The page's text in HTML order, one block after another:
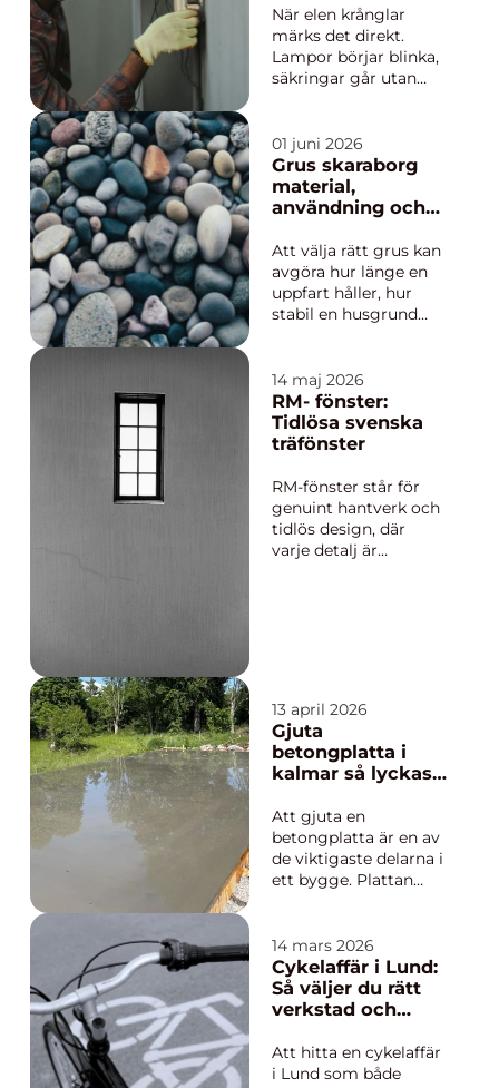
ändringar på sin
fastighet...
När elen krånglar
märks det direkt.
Lampor börjar blinka,
säkringar går utan
känns osäkra. I många
hem runt Skellefteå
finns äldre
installationer som en
anpassade, men som
nu pressas av fler
appara...
01 juni 2026
Grus skaraborg
material,
användning och
hållbara projekt
Att välja rätt grus kan
avgöra hur länge en
uppfart håller, hur
stabil en husgrund
regniga somrar. I
Skaraborg finns en
lång tradition av att
utvinna och förädla
makadam för både
små och stora projek...
14 maj 2026
RM- fönster:
Tidlösa svenska
träfönster
RM-fönster står för
genuint hantverk och
tidlös design, där
varje detalj är
passar båd...
13 april 2026
Gjuta
betongplatta i
kalmar så lyckas
Att gjuta en
betongplatta är en av
de viktigaste delarna i
ett bygge. Plattan
energieffektivt det blir
och hur länge
konstruktionen håller.
I Kalmar, med sitt
markförhållanden,
fukt och frost extr...
14 mars 2026
Cykelaffär i Lund:
Så väljer du rätt
verkstad och
Att hitta en cykelaffär
i Lund som både